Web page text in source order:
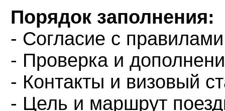
Порядок заполнения:
- Согласие с
- Проверка и
- Контакты и визовый
- Цель и маршрут